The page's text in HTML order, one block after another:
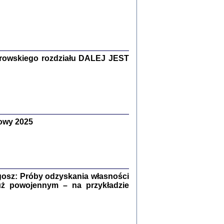
nr 15, R. 2019
Warszawa 2019
rozdziału DALEJ JEST
2025
Próby odzyskania własności
powojennym – na przykładzie